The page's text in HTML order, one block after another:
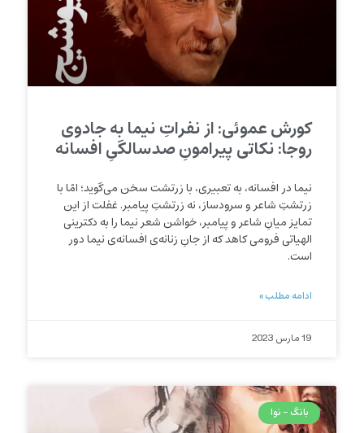
کورش عموئی: از نفراتِ نیما به جادوی
روجا: نکاتی پیرامونِ صدسالگیِ افسانه
نیما در افسانه، به تعبیری، با زرتشت سخن می‌گوید؛ امّا با
زرتشتِ شاعر و سرودساز، نه زرتشتِ پیامبر. غفلت از این
تمایز میانِ شاعر و پیامبر، خواشن شعر نیما را به دکترینی
الهیاتی فرومی کاهد که از جانِ زنانه‌ی افسانه‌ی نیما دور
است.
ادامه مطلب »
19 مارس 2023
بانگ - نوا